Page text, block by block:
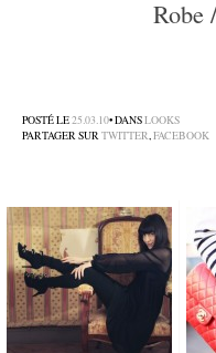
Robe
POSTÉ LE25.03.10• DANSLOOKS
PARTAGER SURTWITTER,FACEBOOK